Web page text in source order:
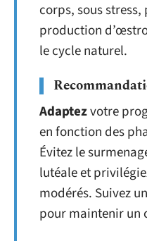
corps, sous
production
le cycle naturel.
Adaptezvotre
en fonction des
Évitez le
lutéale et
modérés. Suivez
pour maintenir un